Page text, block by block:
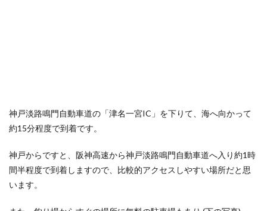
神戸淡路鳴門自動車道の「津名一宮IC」を下りて、海へ向かって
約15分程度で到着です。
神戸からですと、阪神高速から神戸淡路鳴門自動車道へ入り約1時
間半程度で到着しますので、比較的アクセスしやすい場所だと思
います。